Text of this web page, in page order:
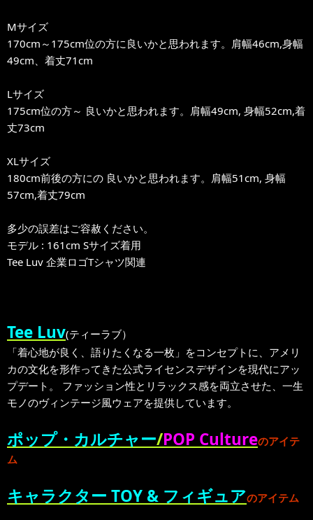
Mサイズ
170cm～175cm位の方に良いかと思われます。肩幅46cm,身幅
49cm、着丈71cm
Lサイズ
175cm位の方～ 良いかと思われます。肩幅49cm, 身幅52cm,着
丈73cm
XLサイズ
180cm前後の方にの 良いかと思われます。肩幅51cm, 身幅
57cm,着丈79cm
多少の誤差はご容赦ください。
モデル : 161cm Sサイズ着用
Tee Luv 企業ロゴTシャツ関連
Tee Luv(ティーラブ）
「着心地が良く、語りたくなる一枚」をコンセプトに、アメリ
カの文化を形作ってきた公式ライセンスデザインを現代にアッ
プデート。 ファッション性とリラックス感を両立させた、一生
モノのヴィンテージ風ウェアを提供しています。
ポップ・カルチャー/POP Cultureのアイテ
ム
キャラクター TOY & フィギュアのアイテム